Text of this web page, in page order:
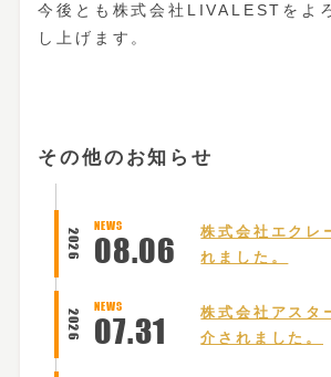
今後とも株式会社LIVALESTをよ
し上げます。
その他のお知らせ
2026
NEWS
08.06
株式会社エクレ
れました。
2026
NEWS
07.31
株式会社アスタ
介されました。